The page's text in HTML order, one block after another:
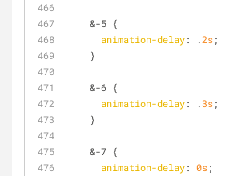
    &-5 {
animation-delay: .2s;
    }
    &-6 {
animation-delay: .3s;
    }
    &-7 {
animation-delay: 0s;